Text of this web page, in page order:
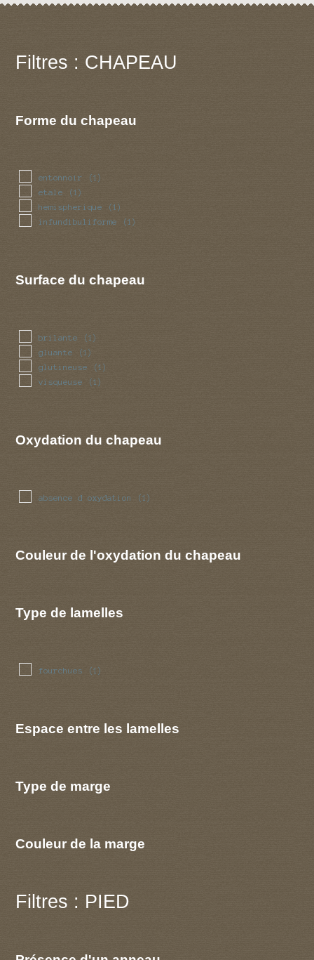
Filtres : CHAPEAU
Forme du chapeau
entonnoir (1)
etale (1)
hemispherique (1)
infundibuliforme (1)
Surface du chapeau
brilante (1)
gluante (1)
glutineuse (1)
visqueuse (1)
Oxydation du chapeau
absence d oxydation (1)
Couleur de l'oxydation du chapeau
Type de lamelles
fourchues (1)
Espace entre les lamelles
Type de marge
Couleur de la marge
Filtres : PIED